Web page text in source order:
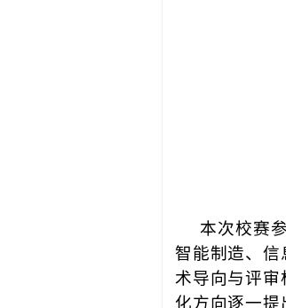
本次校赛
智能制造、
术导向与评审
化方向逐一